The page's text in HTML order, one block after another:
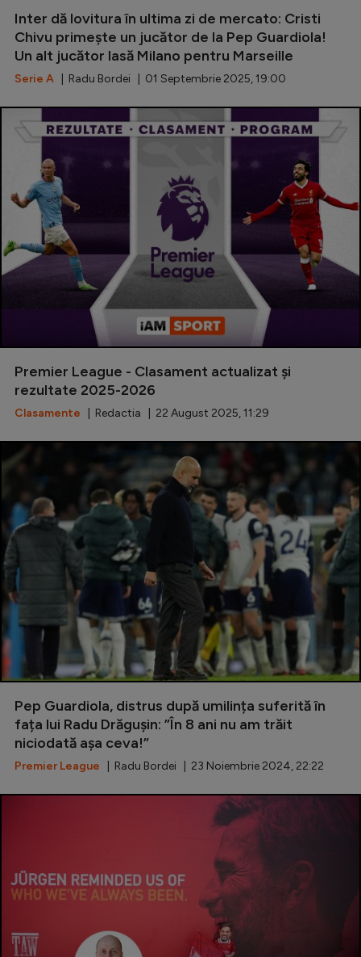
Bundesliga
Ligue 1
Starurile fotbalului
Clasamente
Tenis
Handbal
Formula 1
Gimnastică
Auto
Rugby
Ciclism
Alte sporturi
JO 2024
JO 2026
Intră în cont
Creează cont
Inter dă lovitura în ultima zi de mercato: Cristi
Chivu primește un jucător de la Pep Guardiola!
Un alt jucător lasă Milano pentru Marseille
Serie A | Radu Bordei | 01 Septembrie 2025, 19:00
Premier League - Clasament actualizat și
rezultate 2025-2026
Clasamente | Redactia | 22 August 2025, 11:29
Pep Guardiola, distrus după umilința suferită în
fața lui Radu Drăgușin: ”În 8 ani nu am trăit
niciodată așa ceva!”
Premier League | Radu Bordei | 23 Noiembrie 2024, 22:22